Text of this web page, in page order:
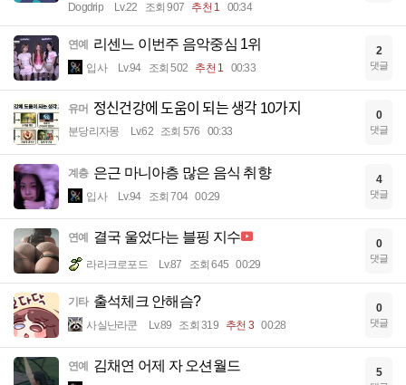
Dogdrip Lv.22 조회 907 추천 1 00:34
연예 리센느 이번주 음악중심 1위
입사 Lv.94 조회 502 추천 1 00:33
2
댓글
유머 정신건강에 도움이 되는 생각 10가지
분당리자몽 Lv.62 조회 576 00:33
0
댓글
계층 은근 마니아층 많은 음식 취향
입사 Lv.94 조회 704 00:29
4
댓글
연예 결국 울었다는 블핑 지수
라라크로포드 Lv.87 조회 645 00:29
0
댓글
기타 출석체크 안해슴?
사실난라쿤 Lv.89 조회 319 추천 3 00:28
0
댓글
연예 김채연 어제 자 오션월드 5